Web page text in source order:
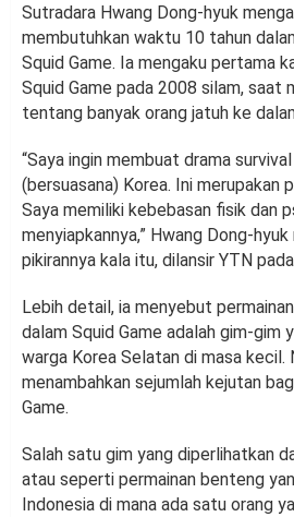
Sutradara Hwang Dong-hyuk
membutuhkan waktu 10 tahun
Squid Game. Ia mengaku pertama
Squid Game pada 2008 silam, saat
tentang banyak orang jatuh ke
“Saya ingin membuat drama
(bersuasana) Korea. Ini merupakan
Saya memiliki kebebasan fisik dan
menyiapkannya,” Hwang Dong-
pikirannya kala itu, dilansir YTN
Lebih detail, ia menyebut
dalam Squid Game adalah gim-gim
warga Korea Selatan di masa kecil.
menambahkan sejumlah kejutan
Game.
Salah satu gim yang diperlihatkan
atau seperti permainan benteng
Indonesia di mana ada satu orang